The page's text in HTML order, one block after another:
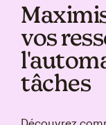
vos
tâches